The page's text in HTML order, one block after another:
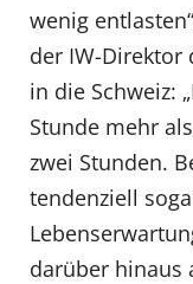
wenig
der IW-Direktor
in die Schweiz:
Stunde mehr
zwei Stunden.
tendenziell
darüber hinaus